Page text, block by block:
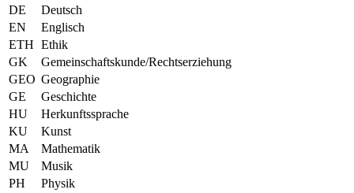
DE
Deutsch
EN
Englisch
ETH Ethik
GK
Gemeinschaftskunde/Rechtserziehung
GEO Geographie
GE
Geschichte
HU
Herkunftssprache
KU
Kunst
MA
Mathematik
MU
Musik
PH
Physik